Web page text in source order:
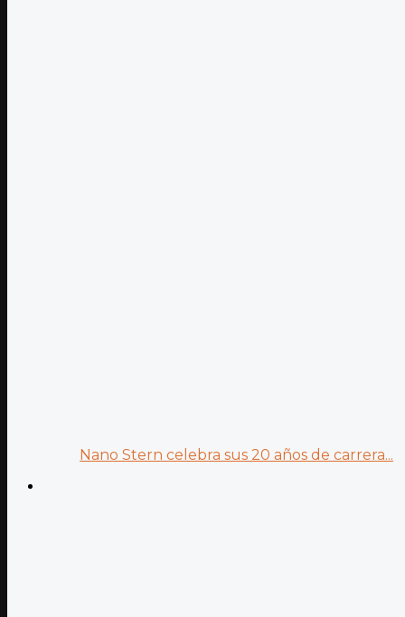
Nano Stern celebra sus 20 años de carrera...